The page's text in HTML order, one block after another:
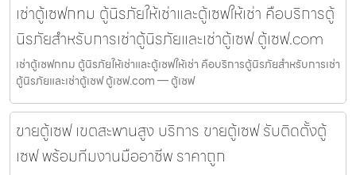
เช่าตู้เซฟกทม ตู้นิรภัยให้เช่าและตู้เซฟให้เช่า คือบริการตู้
นิรภัยสำหรับการเช่าตู้นิรภัยและเช่าตู้เซฟ ตู้เซฟ.com
เช่าตู้เซฟกทม ตู้นิรภัยให้เช่าและตู้เซฟให้เช่า คือบริการตู้นิรภัยสำหรับการเช่า
ตู้นิรภัยและเช่าตู้เซฟ ตู้เซฟ.com — ตู้เซฟ
ขายตู้เซฟ เขตสะพานสูง บริการ ขายตู้เซฟ รับติดตั้งตู้
เซฟ พร้อมทีมงานมืออาชีพ ราคาถูก